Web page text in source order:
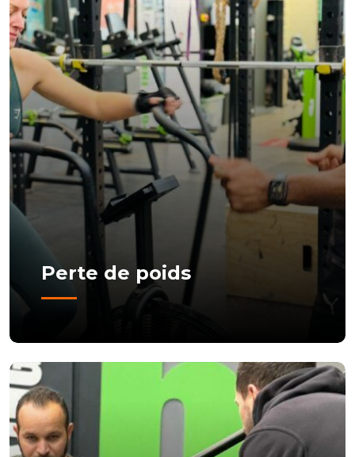
Perte de poids